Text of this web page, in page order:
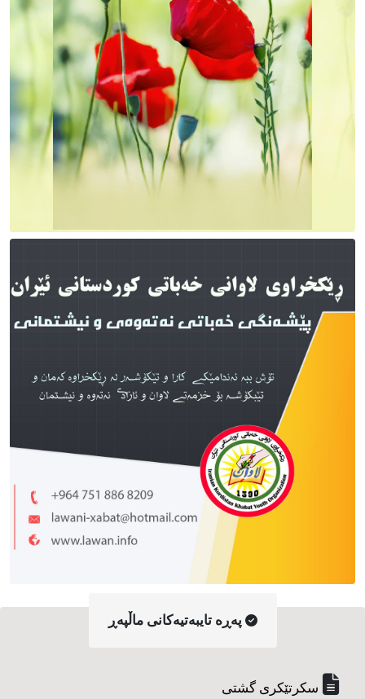
په‌ڕه‌ تایبه‌تیه‌کانی ماڵپه‌ڕ
سکرتێکری گشتی